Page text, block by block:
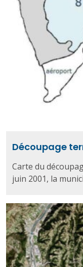
Découpage
Carte du
juin 2001, la